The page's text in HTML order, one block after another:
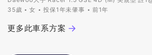
35歲
女 投保1年未肇事 前1年
更多此車系方案